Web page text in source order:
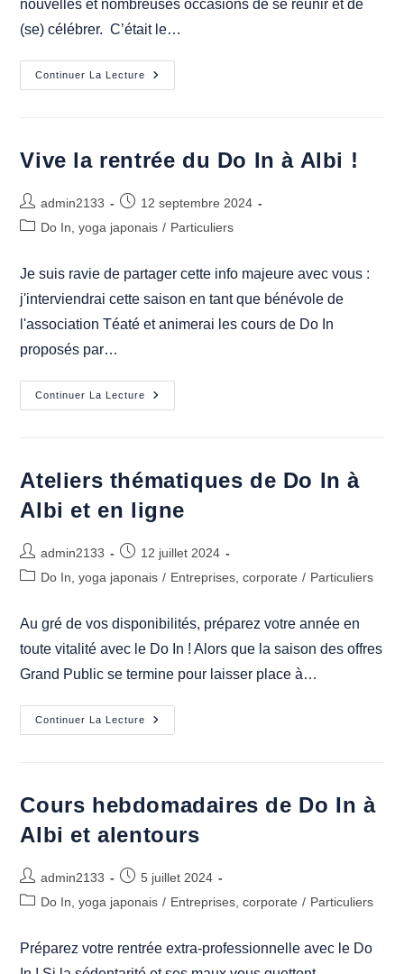
nouvelles et nombreuses occasions de se réunir et de
(se) célébrer. C’était le…
Continuer La Lecture
S’ouvrir
Comme
Programme
Internationales
Shiatsu
À
Albi
Vive la rentrée du Do In à Albi !
Auteur/autrice
de
admin2133
Publication
publiée :
12 septembre 2024
PostDo In, yoga japonais / Particuliers
Je suis ravie de partager cette info majeure avec vous :
j'interviendrai cette saison en tant que bénévole de
l'association Téaté et animerai les cours de Do In
proposés par…
Continuer La Lecture
Vive
La
Albi
Ateliers thématiques de Do In à
Albi et en ligne
Auteur/autrice
de
admin2133
Publication
publiée :
12 juillet 2024
PostDo In, yoga japonais / Entreprises, corporate / Particuliers
Au gré de vos disponibilités, préparez votre année en
toute vitalité avec le Do In ! Alors que la saison des offres
Grand Public se termine pour laisser place à…
Continuer La Lecture
Ateliers
Thématiques
Et
Ligne
Cours hebdomadaires de Do In à
Albi et alentours
Auteur/autrice
de
admin2133
Publication
publiée :
5 juillet 2024
PostDo In, yoga japonais / Entreprises, corporate / Particuliers
Préparez votre rentrée extra-professionnelle avec le Do